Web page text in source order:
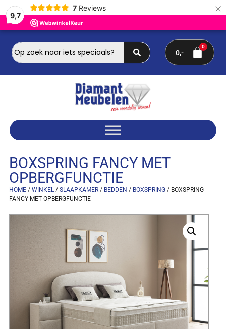
9,7
7 Reviews ×
0
BOXSPRING FANCY MET
OPBERGFUNCTIE
HOME/ WINKEL/ SLAAPKAMER/ BEDDEN / BOXSPRING/ BOXSPRING
FANCY MET OPBERGFUNCTIE